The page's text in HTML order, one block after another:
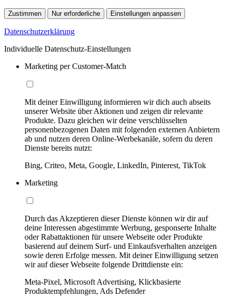
Zustimmen Nur erforderliche Einstellungen anpassen
Datenschutzerklärung
Individuelle Datenschutz-Einstellungen
Marketing per Customer-Match
Mit deiner Einwilligung informieren wir dich auch abseits
unserer Website über Aktionen und zeigen dir relevante
Produkte. Dazu gleichen wir deine verschlüsselten
personenbezogenen Daten mit folgenden externen Anbietern
ab und nutzen deren Online-Werbekanäle, sofern du deren
Dienste bereits nutzt:
Bing, Criteo, Meta, Google, LinkedIn, Pinterest, TikTok
Marketing
Durch das Akzeptieren dieser Dienste können wir dir auf
deine Interessen abgestimmte Werbung, gesponserte Inhalte
oder Rabattaktionen für unsere Webseite oder Produkte
basierend auf deinem Surf- und Einkaufsverhalten anzeigen
sowie deren Erfolge messen. Mit deiner Einwilligung setzen
wir auf dieser Webseite folgende Drittdienste ein:
Meta-Pixel, Microsoft Advertising, Klickbasierte
Produktempfehlungen, Ads Defender